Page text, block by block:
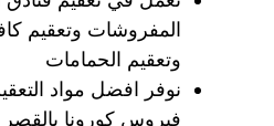
المفروشات وتعقيم
وتعقيم الحمامات
نوفر افضل مواد
فيروس كورونا